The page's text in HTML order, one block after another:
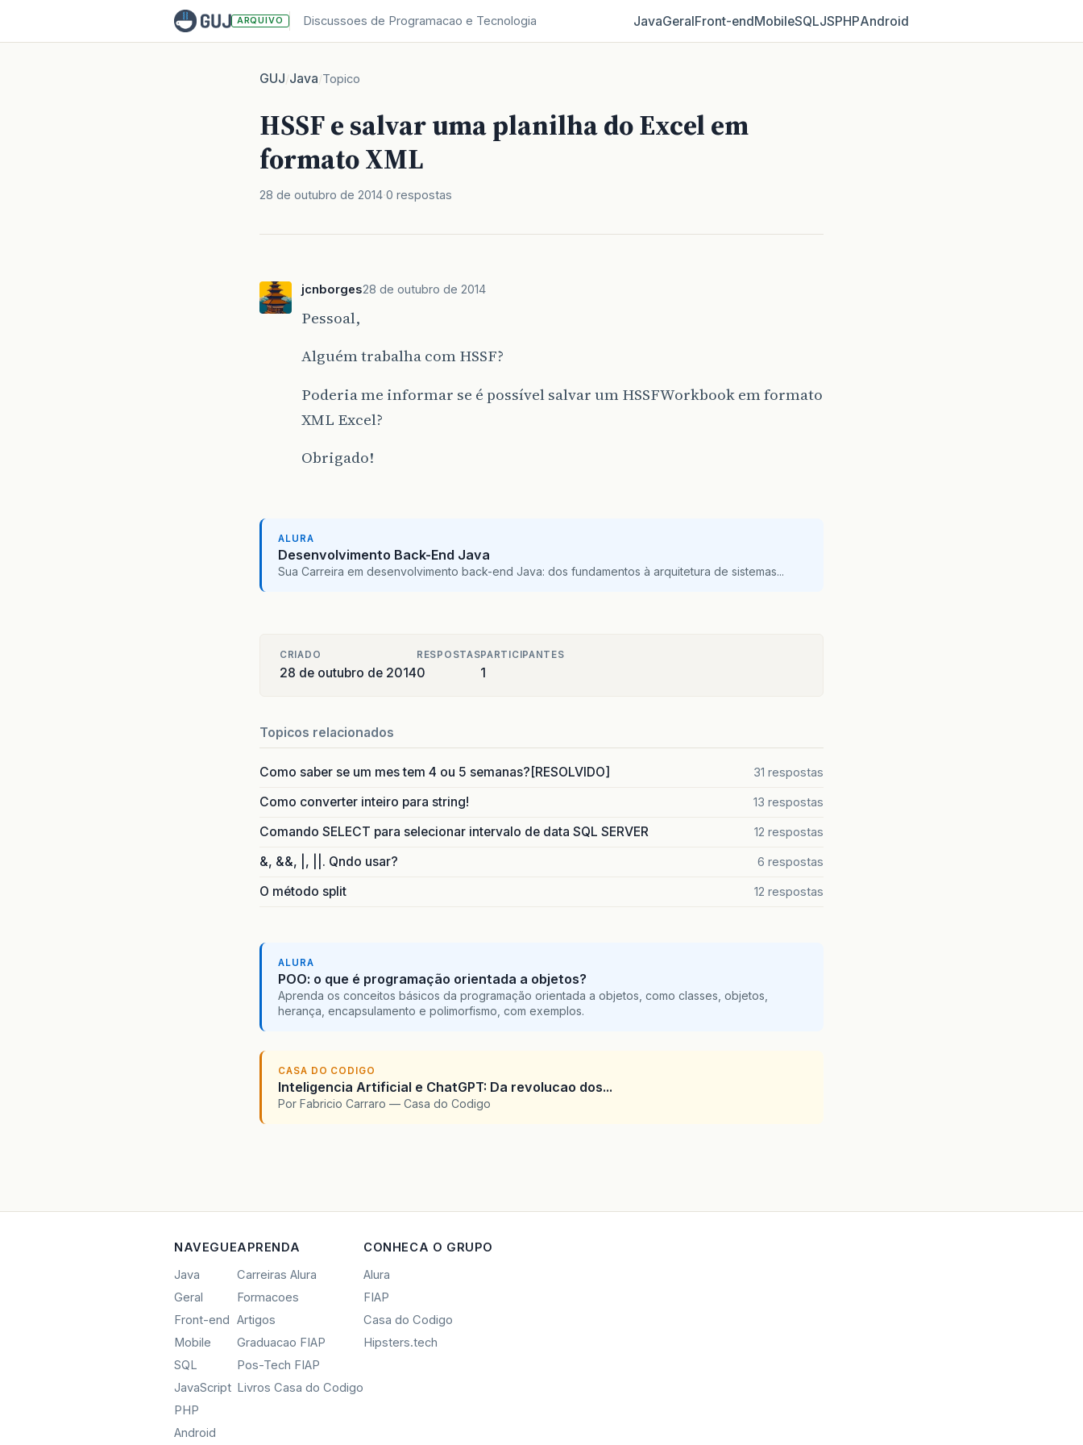
ARQUIVO Discussoes de Programacao e Tecnologia JavaGeralFront‑endMobileSQLJSPHPAndroid
GUJ/Java/Topico
HSSF e salvar uma planilha do Excel em
formato XML
28 de outubro de 2014 0 respostas
jcnborges28 de outubro de 2014
Pessoal,
Alguém trabalha com HSSF?
Poderia me informar se é possível salvar um HSSFWorkbook em formato
XML Excel?
Obrigado!
ALURA
Desenvolvimento Back-End Java
Sua Carreira em desenvolvimento back-end Java: dos fundamentos à arquitetura de sistemas...
CRIADO
28 de outubro de 2014
RESPOSTAS
0
PARTICIPANTES
1
Topicos relacionados
Como saber se um mes tem 4 ou 5 semanas?[RESOLVIDO] 31 respostas
Como converter inteiro para string! 13 respostas
Comando SELECT para selecionar intervalo de data SQL SERVER 12 respostas
&, &&, |, ||. Qndo usar? 6 respostas
O método split 12 respostas
ALURA
POO: o que é programação orientada a objetos?
Aprenda os conceitos básicos da programação orientada a objetos, como classes, objetos,
herança, encapsulamento e polimorfismo, com exemplos.
CASA DO CODIGO
Inteligencia Artificial e ChatGPT: Da revolucao dos...
Por Fabricio Carraro — Casa do Codigo
NAVEGUE
Java
Geral
Front-end
Mobile
SQL
JavaScript
PHP
Android
APRENDA
Carreiras Alura
Formacoes
Artigos
Graduacao FIAP
Pos-Tech FIAP
Livros Casa do Codigo
CONHECA O GRUPO
Alura
FIAP
Casa do Codigo
Hipsters.tech